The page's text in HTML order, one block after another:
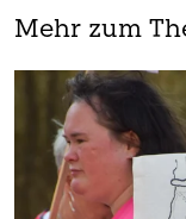
Mehr zum